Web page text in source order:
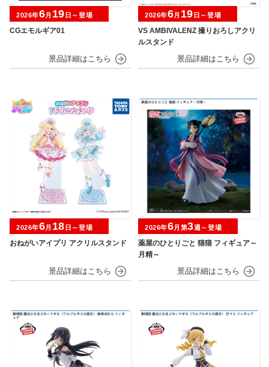
CGエモルギア01
2026年6月 19 日～登場
VS AMBIVALENZ 撮りおろしアクリ
ルスタンド
2026年6月 19 日～登場
おねがいアイプリ アクリルスタンド
2026年6月 18 日～登場
薬屋のひとりごと 猫猫 フィギュア～
月精～
2026年6月第3週～登場